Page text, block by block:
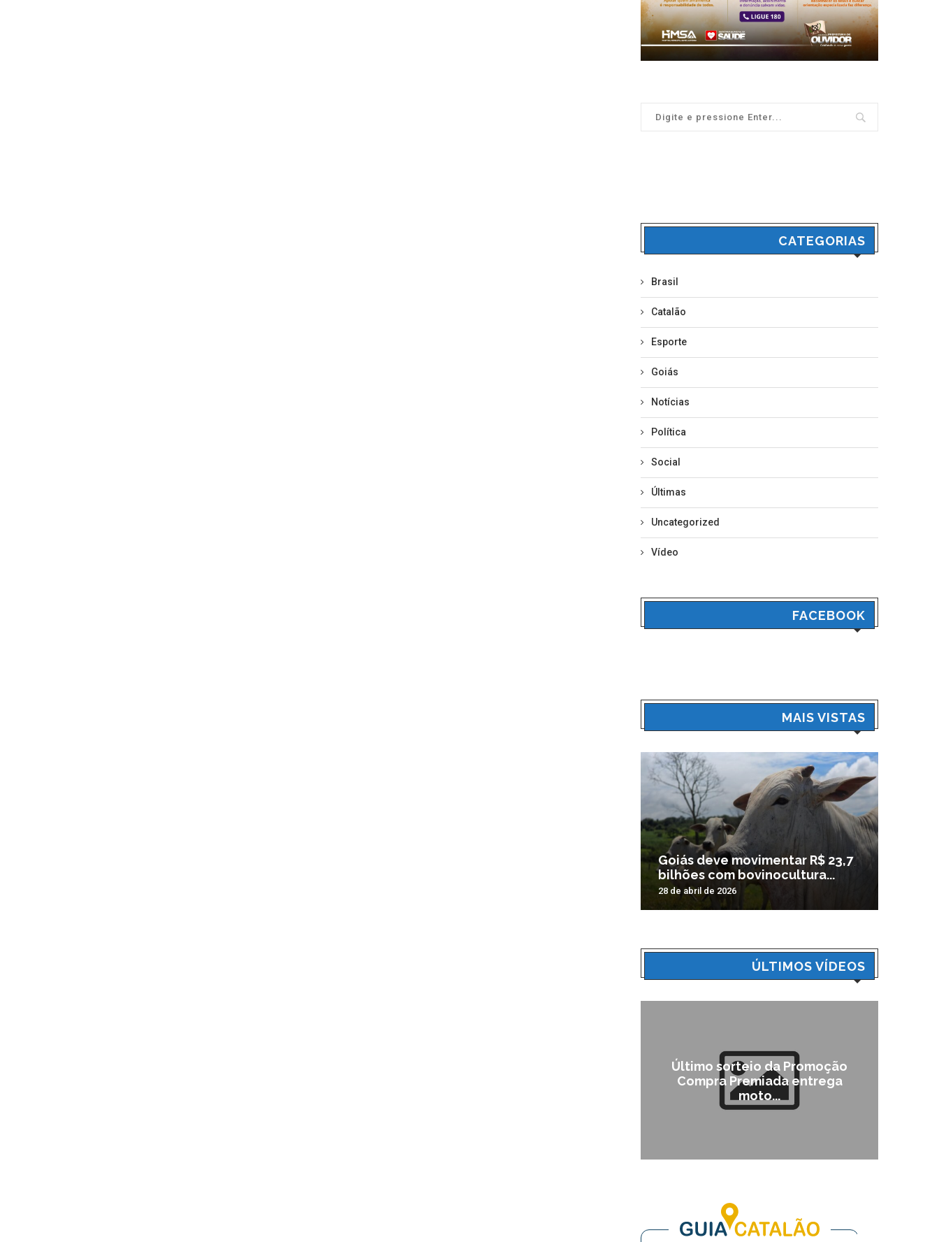
CATEGORIAS
Brasil
Catalão
Esporte
Goiás
Notícias
Política
Social
Últimas
Uncategorized
Vídeo
FACEBOOK
MAIS VISTAS
Goiás deve movimentar R$ 23,7
bilhões com bovinocultura...
28 de abril de 2026
ÚLTIMOS VÍDEOS
Último sorteio da Promoção
Compra Premiada entrega
moto...